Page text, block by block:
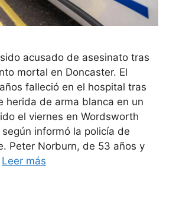
acusado de asesinato tras
mortal en Doncaster. El
falleció en el hospital tras
herida de arma blanca en un
el viernes en Wordsworth
según informó la policía de
Peter Norburn, de 53 años y
Leer más